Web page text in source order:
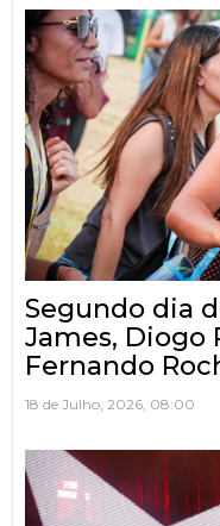
Segundo dia
James, Diogo
Fernando
18 de Julho, 2026, 08:00